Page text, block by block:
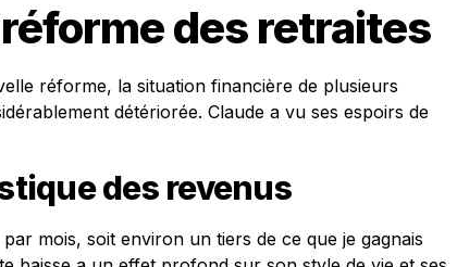
réforme des retraites
réforme, la situation financière de plusieurs
détériorée. Claude a vu ses espoirs de
des revenus
mois, soit environ un tiers de ce que je gagnais